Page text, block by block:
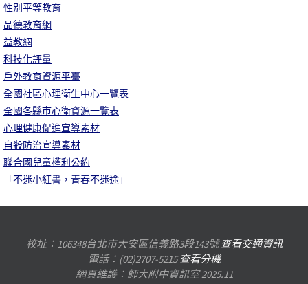
性別平等教育
品德教育網
益教網
科技化評量
戶外教育資源平臺
全國社區心理衛生中心一覽表
全國各縣市心衛資源一覽表
心理健康促進宣導素材
自殺防治宣導素材
聯合國兒童權利公約
「不迷小紅書，青春不迷途」
校址：106348台北市大安區信義路3段143號查看交通資訊
電話：(02)2707-5215查看分機
網頁維護：師大附中資訊室 2025.11